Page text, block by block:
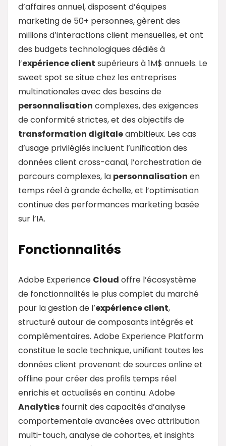
d’affaires annuel, disposent d’équipes
marketing de 50+ personnes, gèrent des
millions d’interactions client mensuelles, et ont
des budgets technologiques dédiés à
l’expérience client supérieurs à 1M$ annuels. Le
sweet spot se situe chez les entreprises
multinationales avec des besoins de
personnalisation complexes, des exigences
de conformité strictes, et des objectifs de
transformation digitaleambitieux. Les cas
d’usage privilégiés incluent l’unification des
données client cross-canal, l’orchestration de
parcours complexes, la personnalisation en
temps réel à grande échelle, et l’optimisation
continue des performances marketing basée
sur l’IA.
Fonctionnalités
Adobe Experience Cloud offre l’écosystème
de fonctionnalités le plus complet du marché
pour la gestion de l’expérience client,
structuré autour de composants intégrés et
complémentaires. Adobe Experience Platform
constitue le socle technique, unifiant toutes les
données client provenant de sources online et
offline pour créer des profils temps réel
enrichis et actualisés en continu. Adobe
Analytics fournit des capacités d’analyse
comportementale avancées avec attribution
multi-touch, analyse de cohortes, et insights